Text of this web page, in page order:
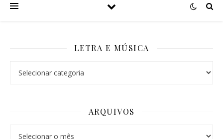
LETRA E MÚSICA
ARQUIVOS